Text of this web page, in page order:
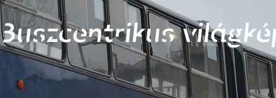
Buszcentrikus